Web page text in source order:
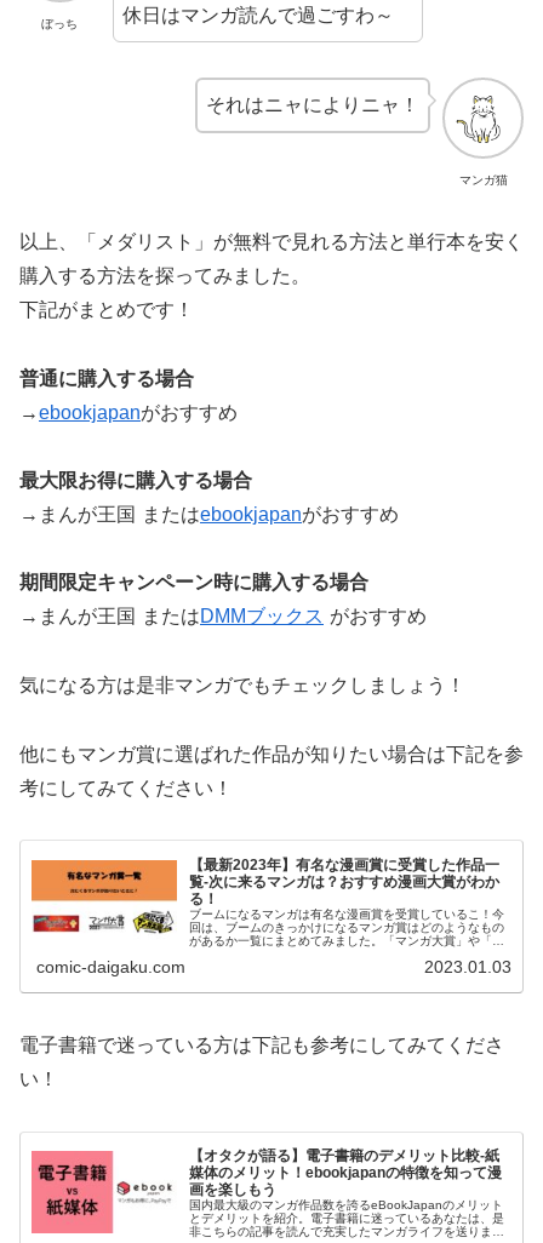
ぼっち
休日はマンガ読んで過ごすわ～
マンガ猫
それはニャによりニャ！
以上、「メダリスト」が無料で見れる方法と単行本を安く
購入する方法を探ってみました。
下記がまとめです！
普通に購入する場合
→ebookjapanがおすすめ
最大限お得に購入する場合
→まんが王国
またはebookjapanがおすすめ
期間限定キャンペーン時に購入する場合
→まんが王国
またはDMMブックス がおすすめ
気になる方は是非マンガでもチェックしましょう！
他にもマンガ賞に選ばれた作品が知りたい場合は下記を参
考にしてみてください！
【最新2023年】有名な漫画賞に受賞した作品一
覧-次に来るマンガは？おすすめ漫画大賞がわか
る！
ブームになるマンガは有名な漫画賞を受賞しているこ！今
回は、ブームのきっかけになるマンガ賞はどのようなもの
があるか一覧にまとめてみました。「マンガ大賞」や「全
るが詳細は知らない方が多いのではないでしょうか？次に
う。
comic-daigaku.com 2023.01.03
電子書籍で迷っている方は下記も参考にしてみてくださ
い！
【オタクが語る】電子書籍のデメリット比較-紙
媒体のメリット！ebookjapanの特徴を知って漫
画を楽しもう
国内最大級のマンガ作品数を誇るeBookJapanのメリット
とデメリットを紹介。電子書籍に迷っているあなたは、是
非こちらの記事を読んで充実したマンガライフを送りまし